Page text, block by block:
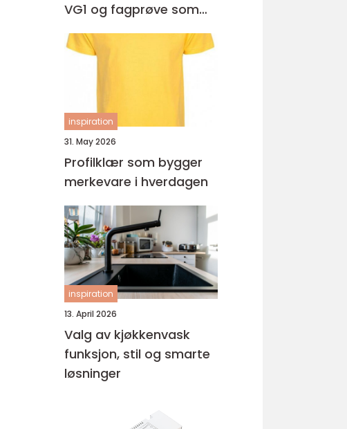
VG1 og fagprøve som
barne- og
ungdomsarbeider –
inspiration
31. May 2026
Profilklær som bygger
merkevare i hverdagen
inspiration
13. April 2026
Valg av kjøkkenvask
funksjon, stil og smarte
løsninger